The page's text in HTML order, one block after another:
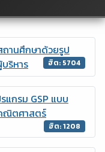
ถานศึกษาด้วยรูป
ริหาร
ฮิต: 5704
แกรม GSP แบบ
ณิตศาสตร์
ฮิต: 1208